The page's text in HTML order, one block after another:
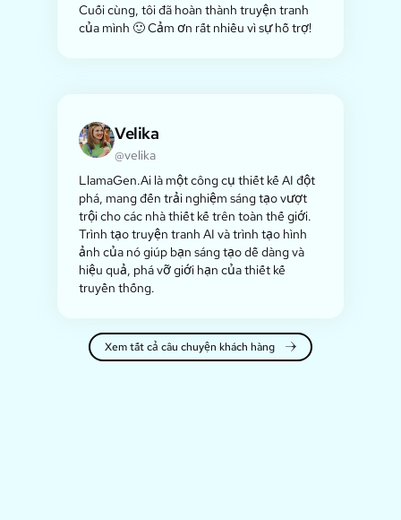
Cuối cùng, tôi đã hoàn thành truyện tranh
của mình 🙂 Cảm ơn rất nhiều vì sự hỗ trợ!
Velika
@velika
LlamaGen.Ai là một công cụ thiết kế AI đột
phá, mang đến trải nghiệm sáng tạo vượt
trội cho các nhà thiết kế trên toàn thế giới.
Trình tạo truyện tranh AI và trình tạo hình
ảnh của nó giúp bạn sáng tạo dễ dàng và
hiệu quả, phá vỡ giới hạn của thiết kế
truyền thống.
Xem tất cả câu chuyện khách hàng